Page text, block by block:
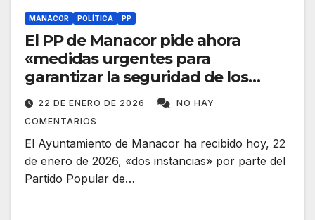
MANACOR POLÍTICA PP
El PP de Manacor pide ahora
«medidas urgentes para
garantizar la seguridad de los
edificios»
22 DE ENERO DE 2026
NO HAY
COMENTARIOS
El Ayuntamiento de Manacor ha recibido hoy, 22
de enero de 2026, «dos instancias» por parte del
Partido Popular de…